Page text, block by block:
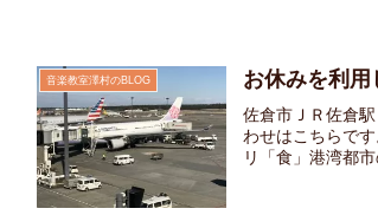
音楽教室澤村のBLOG お休みを利
佐倉市ＪＲ佐倉
わせはこちらで
リ「食」港湾都